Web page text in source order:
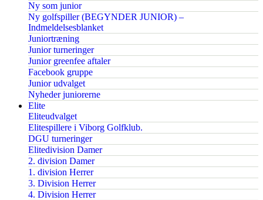
Ny som junior
Ny golfspiller (BEGYNDER JUNIOR) –
Indmeldelsesblanket
Juniortræning
Junior turneringer
Junior greenfee aftaler
Facebook gruppe
Junior udvalget
Nyheder juniorerne
Elite
Eliteudvalget
Elitespillere i Viborg Golfklub.
DGU turneringer
Elitedivision Damer
2. division Damer
1. division Herrer
3. Division Herrer
4. Division Herrer